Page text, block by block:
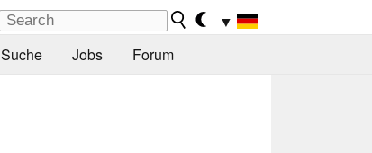
▼
Suche Jobs Forum